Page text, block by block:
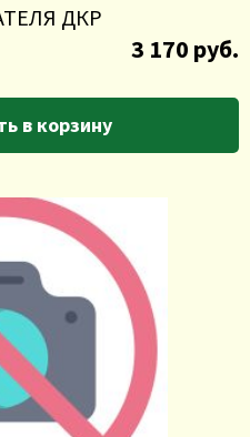
ДКР
3 170 руб.
в корзину